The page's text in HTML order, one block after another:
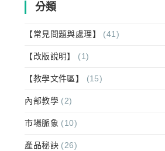
分類
【常見問題與處理】 (41)
【改版說明】 (1)
【教學文件區】 (15)
內部教學 (2)
市場脈象 (10)
產品秘訣 (26)